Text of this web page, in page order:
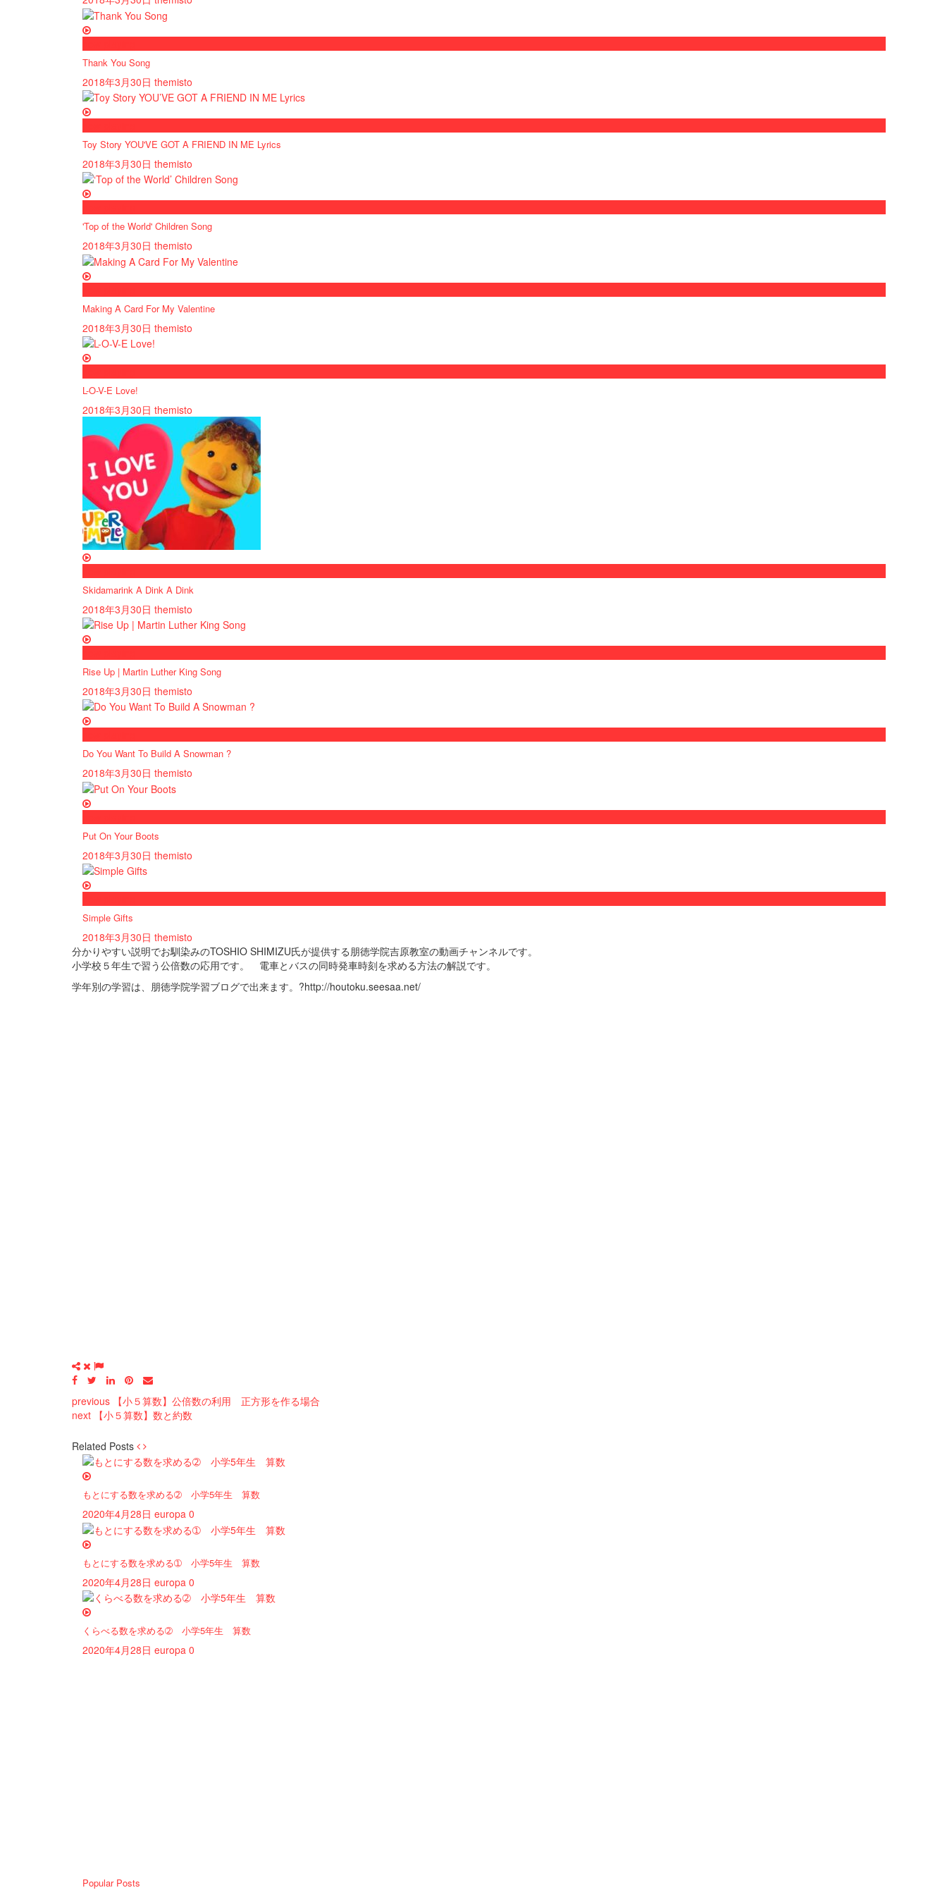
Thank You Song
2018年3月30日 themisto
Toy Story YOU'VE GOT A FRIEND IN ME Lyrics
2018年3月30日 themisto
'Top of the World' Children Song
2018年3月30日 themisto
Making A Card For My Valentine
2018年3月30日 themisto
L-O-V-E Love!
2018年3月30日 themisto
Skidamarink A Dink A Dink
2018年3月30日 themisto
Rise Up | Martin Luther King Song
2018年3月30日 themisto
Do You Want To Build A Snowman ?
2018年3月30日 themisto
Put On Your Boots
2018年3月30日 themisto
Simple Gifts
2018年3月30日 themisto
分かりやすい説明でお馴染みのTOSHIO SHIMIZU氏が提供する朋徳学院吉原教室の動画チャンネルです。
小学校５年生で習う公倍数の応用です。 電車とバスの同時発車時刻を求める方法の解説です。
学年別の学習は、朋徳学院学習ブログで出来ます。?http://houtoku.seesaa.net/
previous 【小５算数】公倍数の利用 正方形を作る場合
next 【小５算数】数と約数
Related Posts
もとにする数を求める➁ 小学5年生 算数
2020年4月28日 europa 0
もとにする数を求める➀ 小学5年生 算数
2020年4月28日 europa 0
くらべる数を求める➁ 小学5年生 算数
2020年4月28日 europa 0
Popular Posts